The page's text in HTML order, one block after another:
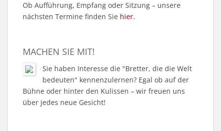
Ob Aufführung, Empfang oder Sitzung – unsere
nächsten Termine finden Sie hier.
MACHEN SIE MIT!
Sie haben Interesse die "Bretter, die die Welt
bedeuten" kennenzulernen? Egal ob auf der
Bühne oder hinter den Kulissen – wir freuen uns
über jedes neue Gesicht!